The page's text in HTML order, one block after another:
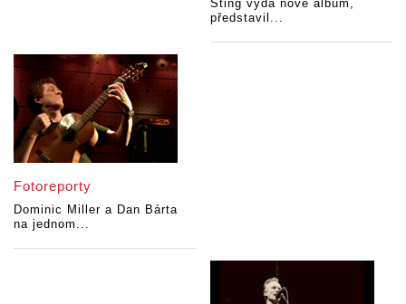
Sting vydá nové album,
představil...
Fotoreporty
Dominic Miller a Dan Bárta
na jednom...